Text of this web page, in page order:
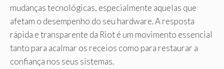
mudanças tecnológicas, especialmente aquelas que
afetam o desempenho do seu hardware. A resposta
rápida e transparente da Riot é um movimento essencial
tanto para acalmar os receios como para restaurar a
confiança nos seus sistemas.